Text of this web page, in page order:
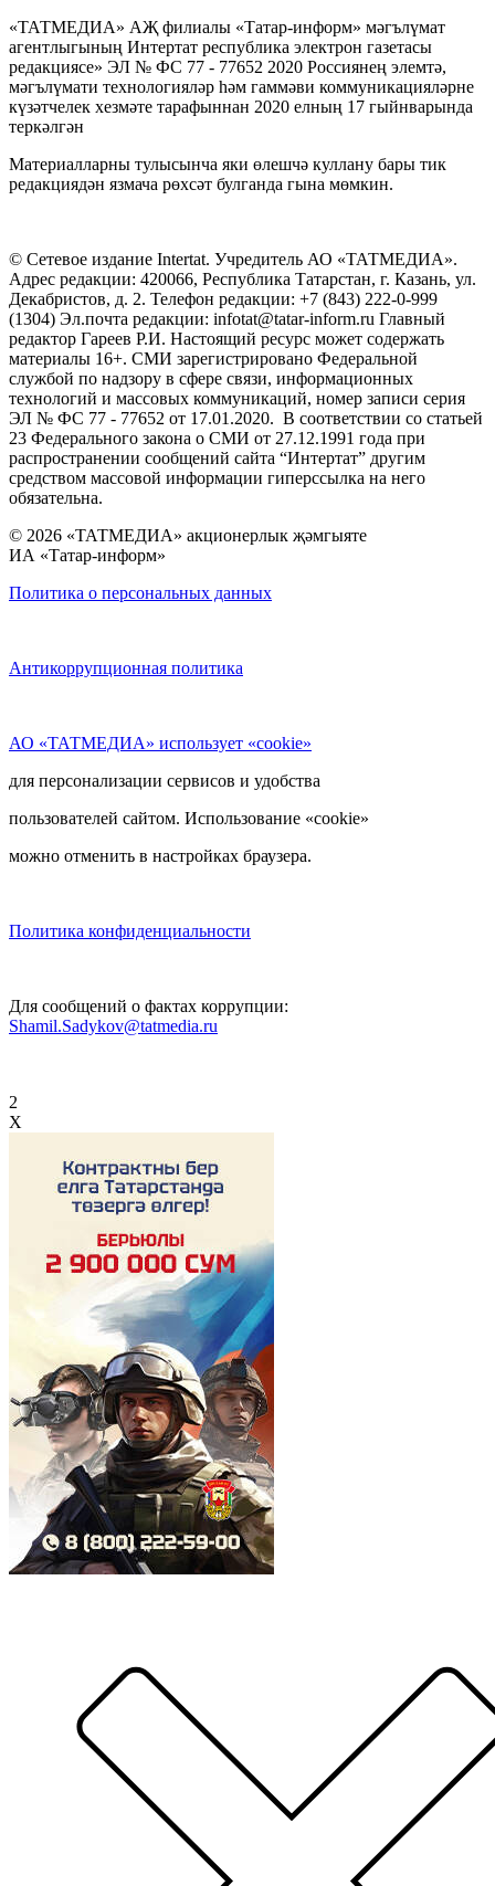
«ТАТМЕДИА» АҖ филиалы «Татар-информ» мәгълүмат
агентлыгының Интертат республика электрон газетасы
редакциясе» ЭЛ № ФС 77 - 77652 2020 Россиянең элемтә,
мәгълүмати технологияләр һәм гаммәви коммуникацияләрне
күзәтчелек хезмәте тарафыннан 2020 елның 17 гыйнварында
теркәлгән
Материалларны тулысынча яки өлешчә куллану бары тик
редакциядән язмача рөхсәт булганда гына мөмкин.
© Сетевое издание Intertat. Учредитель АО «ТАТМЕДИА».
Адрес редакции: 420066, Республика Татарстан, г. Казань, ул.
Декабристов, д. 2. Телефон редакции: +7 (843) 222-0-999
(1304) Эл.почта редакции: infotat@tatar-inform.ru Главный
редактор Гареев Р.И. Настоящий ресурс может содержать
материалы 16+. СМИ зарегистрировано Федеральной
службой по надзору в сфере связи, информационных
технологий и массовых коммуникаций, номер записи серия
ЭЛ № ФС 77 - 77652 от 17.01.2020. В соответствии со статьей
23 Федерального закона о СМИ от 27.12.1991 года при
распространении сообщений сайта “Интертат” другим
средством массовой информации гиперссылка на него
обязательна.
© 2026 «ТАТМЕДИА» акционерлык җәмгыяте
ИА «Татар-информ»
Политика о персональных данных
Антикоррупционная политика
АО «ТАТМЕДИА» использует «cookie»
для персонализации сервисов и удобства
пользователей сайтом. Использование «cookie»
можно отменить в настройках браузера.
Политика конфиденциальности
Для сообщений о фактах коррупции:
Shamil.Sadykov@tatmedia.ru
2
X